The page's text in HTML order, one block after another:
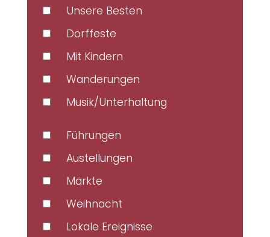
Unsere Besten
Dorffeste
Mit Kindern
Wanderungen
Musik/Unterhaltung
Führungen
Austellungen
Märkte
Weihnacht
Lokale Ereignisse